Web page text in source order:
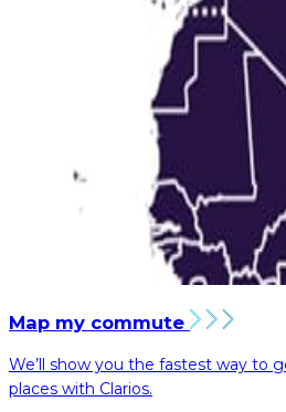
Map my commute
We’ll show you the fastest way to
places with Clarios.